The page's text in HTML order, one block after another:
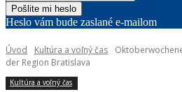
Heslo vám bude zaslané e-mailom
Úvod Kultúra a voľný čas
der Region Bratislava
Kultúra a voľný čas